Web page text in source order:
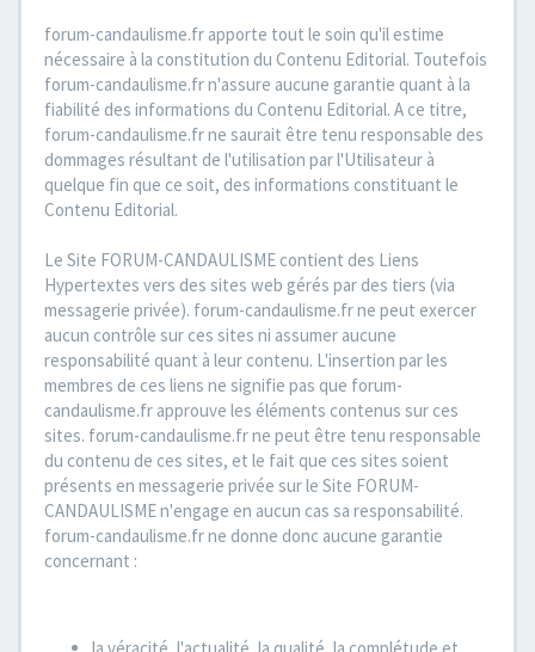
forum-candaulisme.fr apporte tout le soin qu'il estime
nécessaire à la constitution du Contenu Editorial. Toutefois
forum-candaulisme.fr n'assure aucune garantie quant à la
fiabilité des informations du Contenu Editorial. A ce titre,
forum-candaulisme.fr ne saurait être tenu responsable des
dommages résultant de l'utilisation par l'Utilisateur à
quelque fin que ce soit, des informations constituant le
Contenu Editorial.
Le Site FORUM-CANDAULISME contient des Liens
Hypertextes vers des sites web gérés par des tiers (via
messagerie privée). forum-candaulisme.fr ne peut exercer
aucun contrôle sur ces sites ni assumer aucune
responsabilité quant à leur contenu. L'insertion par les
membres de ces liens ne signifie pas que forum-
candaulisme.fr approuve les éléments contenus sur ces
sites. forum-candaulisme.fr ne peut être tenu responsable
du contenu de ces sites, et le fait que ces sites soient
présents en messagerie privée sur le Site FORUM-
CANDAULISME n'engage en aucun cas sa responsabilité.
forum-candaulisme.fr ne donne donc aucune garantie
concernant :